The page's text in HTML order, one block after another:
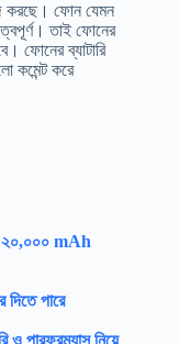
করছে। ফোন যেমন
তাই ফোনের
ফোনের ব্যাটারি
কমেন্ট করে
২০,০০০ mAh
পারে